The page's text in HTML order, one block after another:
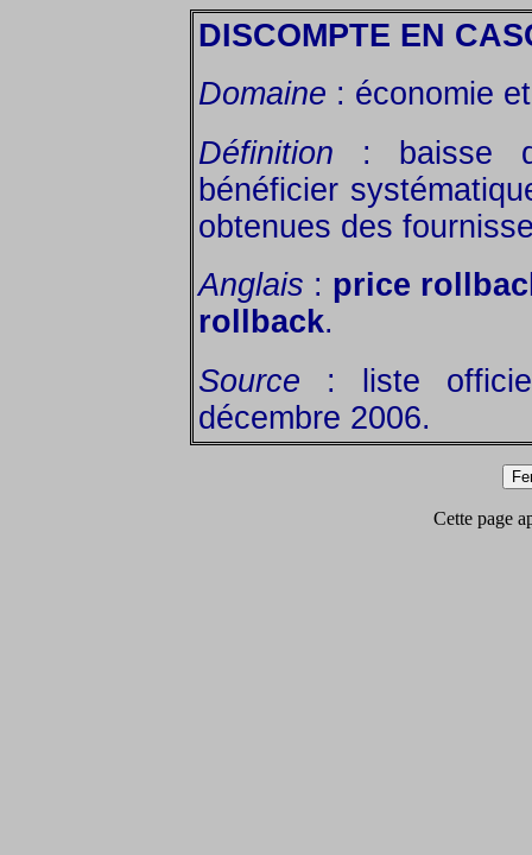
DISCOMPTE EN
Domaine : économie
Définition : baisse
bénéficier
obtenues des
Anglais : price
rollback.
Source : liste
décembre 2006.
Cette page